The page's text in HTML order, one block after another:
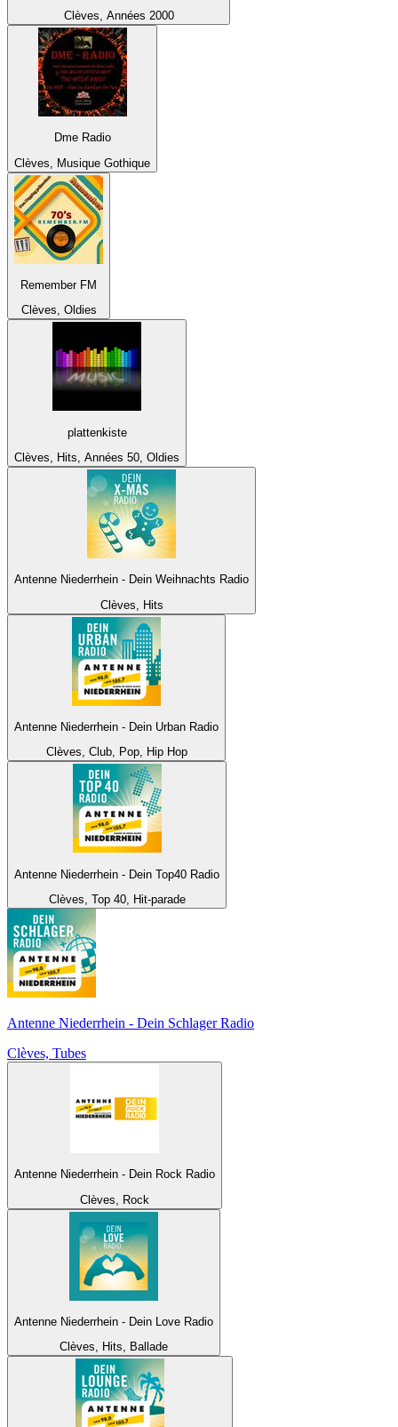
Clèves, Années 2000
Dme Radio
Clèves, Musique Gothique
Remember FM
Clèves, Oldies
plattenkiste
Clèves, Hits, Années 50, Oldies
Antenne Niederrhein - Dein Weihnachts Radio
Clèves, Hits
Antenne Niederrhein - Dein Urban Radio
Clèves, Club, Pop, Hip Hop
Antenne Niederrhein - Dein Top40 Radio
Clèves, Top 40, Hit-parade
Antenne Niederrhein - Dein Schlager Radio
Clèves, Tubes
Antenne Niederrhein - Dein Rock Radio
Clèves, Rock
Antenne Niederrhein - Dein Love Radio
Clèves, Hits, Ballade